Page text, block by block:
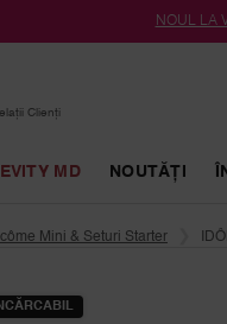
NOUL LA
Clienți
MD NOUTĂȚI
Mini & Seturi Starter